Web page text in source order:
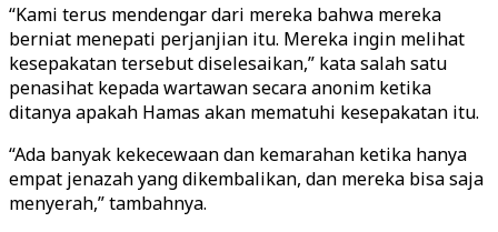
“Kami terus mendengar dari mereka bahwa mereka
berniat menepati perjanjian itu. Mereka ingin melihat
kesepakatan tersebut diselesaikan,” kata salah satu
penasihat kepada wartawan secara anonim ketika
ditanya apakah Hamas akan mematuhi kesepakatan itu.
“Ada banyak kekecewaan dan kemarahan ketika hanya
empat jenazah yang dikembalikan, dan mereka bisa saja
menyerah,” tambahnya.